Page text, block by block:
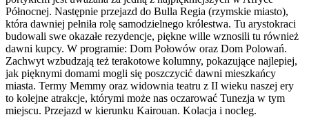
Północnej. Następnie przejazd do Bulla Regia (rzymskie miasto),
która dawniej pełniła rolę samodzielnego królestwa. Tu arystokraci
budowali swe okazałe rezydencje, piękne wille wznosili tu również
dawni kupcy. W programie: Dom Połowów oraz Dom Polowań.
Zachwyt wzbudzają też terakotowe kolumny, pokazujące najlepiej,
jak pięknymi domami mogli się poszczycić dawni mieszkańcy
miasta. Termy Memmy oraz widownia teatru z II wieku naszej ery
to kolejne atrakcje, którymi może nas oczarować Tunezja w tym
miejscu. Przejazd w kierunku Kairouan. Kolacja i nocleg.